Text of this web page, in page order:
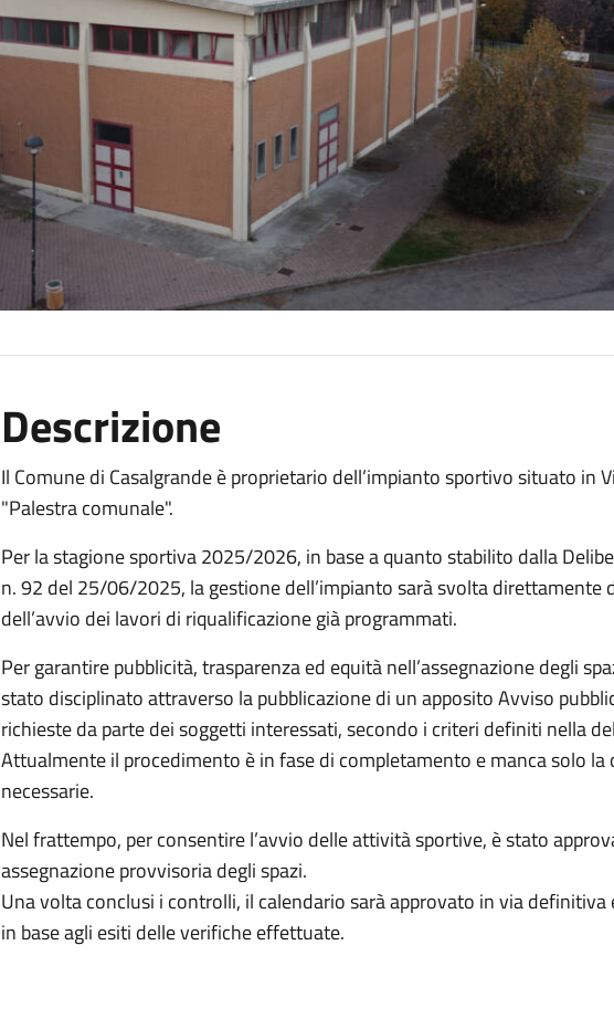
Descrizione
Il Comune di Casalgrande è proprietario dell’impianto sportivo situato in
"Palestra comunale".
Per la stagione sportiva 2025/2026, in base a quanto stabilito dalla
n. 92 del 25/06/2025, la gestione dell’impianto sarà svolta direttamente
dell’avvio dei lavori di riqualificazione già programmati.
Per garantire pubblicità, trasparenza ed equità nell’assegnazione degli
stato disciplinato attraverso la pubblicazione di un apposito Avviso
richieste da parte dei soggetti interessati, secondo i criteri definiti nella
Attualmente il procedimento è in fase di completamento e manca solo
necessarie.
Nel frattempo, per consentire l’avvio delle attività sportive, è stato
assegnazione provvisoria degli spazi.
Una volta conclusi i controlli, il calendario sarà approvato in via definitiva
in base agli esiti delle verifiche effettuate.